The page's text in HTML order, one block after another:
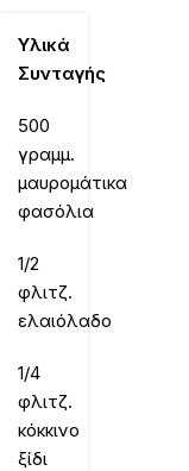
Υλικά
Συνταγής
500
γραμμ.
μαυρομάτικα
φασόλια
1/2
φλιτζ.
ελαιόλαδο
1/4
φλιτζ.
κόκκινο
ξίδι